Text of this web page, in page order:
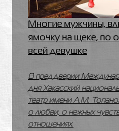
Многие мужчины,
ямочку на щеке, по
всей девушке
В преддверии
дня Хакасский
театр имени А.М.
о любви, о нежных
отношениях.